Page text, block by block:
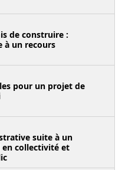
de construire :
à un recours
pour un projet de
suite à un
collectivité et